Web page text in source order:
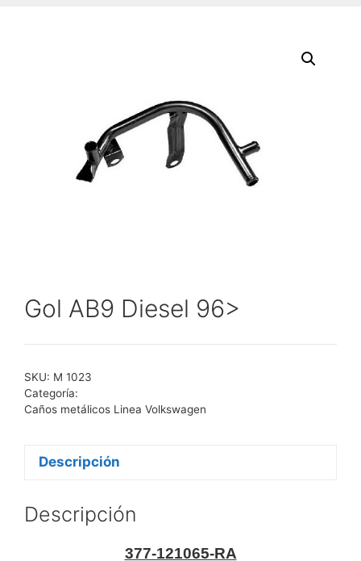
Gol AB9 Diesel 96>
SKU: M 1023
Categoría:
Caños metálicos Linea Volkswagen
Descripción
Descripción
377-121065-RA